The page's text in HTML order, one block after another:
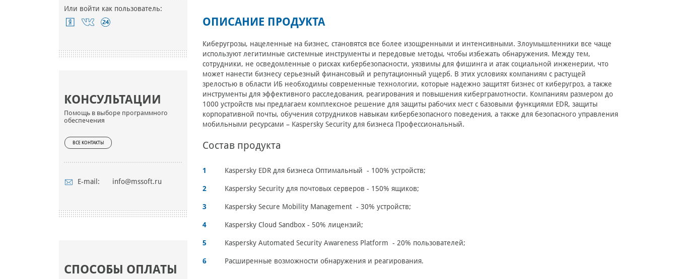
Или войти как пользователь:
КОНСУЛЬТАЦИИ
Помощь в выборе программного
обеспечения
ВСЕ КОНТАКТЫ
E-mail: info@mssoft.ru
СПОСОБЫ ОПЛАТЫ
ОПИСАНИЕ ПРОДУКТА
Киберугрозы, нацеленные на бизнес, становятся все более изощренными и интенсивными. Злоумышленники все чаще
используют легитимные системные инструменты и передовые методы, чтобы избежать обнаружения. Между тем,
сотрудники, не осведомленные о рисках кибербезопасности, уязвимы для фишинга и атак социальной инженерии, что
может нанести бизнесу серьезный финансовый и репутационный ущерб. В этих условиях компаниям с растущей
зрелостью в области ИБ необходимы современные технологии, которые надежно защитят бизнес от киберугроз, а также
инструменты для эффективного расследования, реагирования и повышения киберграмотности. Компаниям размером до
1000 устройств мы предлагаем комплексное решение для защиты рабочих мест с базовыми функциями EDR, защиты
корпоративной почты, обучения сотрудников навыкам кибербезопасного поведения, а также для безопасного управления
мобильными ресурсами – Kaspersky Security для бизнеса Профессиональный.
Состав продукта
Kaspersky EDR для бизнеса Оптимальный - 100% устройств;
Kaspersky Security для почтовых серверов - 150% ящиков;
Kaspersky Secure Mobility Management - 30% устройств;
Kaspersky Cloud Sandbox - 50% лицензий;
Kaspersky Automated Security Awareness Platform - 20% пользователей;
Расширенные возможности обнаружения и реагирования.